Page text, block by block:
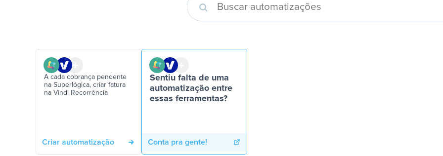
A cada cobrança pendente
na Superlógica, criar fatura
na Vindi Recorrência
Criar automatização
Sentiu falta de uma
automatização entre
essas ferramentas?
Conta pra gente!